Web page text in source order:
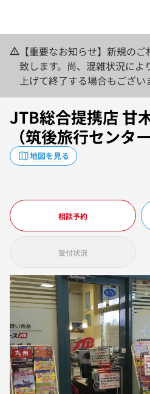
【重要なお知らせ】新規の
致します。尚、混雑状況によ
上げて終了する場合もござい
JTB総合提携店 甘
（筑後旅行センタ
地図を見る
相談予約
受付状況